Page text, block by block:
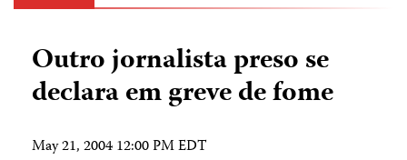
Outro jornalista preso se
declara em greve de fome
May 21, 2004 12:00 PM EDT